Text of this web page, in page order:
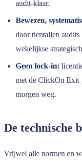
audit-klaar.
Bewezen,
door tientallen audits
wekelijkse
Geen lock-in:
met de ClickOn
morgen weg.
De technische
Vrijwel alle normen en